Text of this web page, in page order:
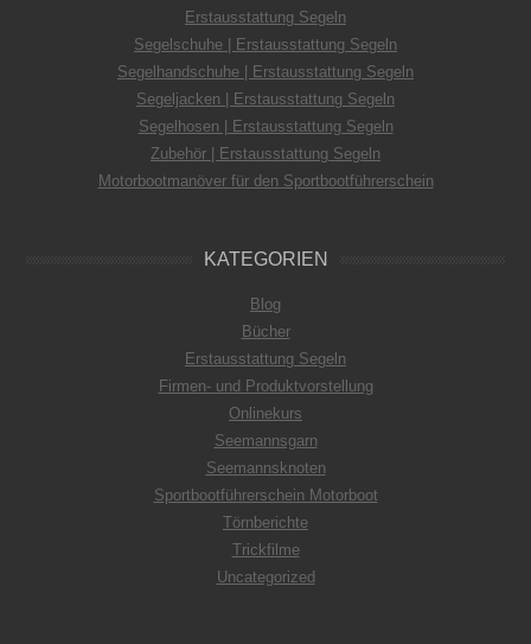
Erstausstattung Segeln
Segelschuhe | Erstausstattung Segeln
Segelhandschuhe | Erstausstattung Segeln
Segeljacken | Erstausstattung Segeln
Segelhosen | Erstausstattung Segeln
Zubehör | Erstausstattung Segeln
Motorbootmanöver für den Sportbootführerschein
KATEGORIEN
Blog
Bücher
Erstausstattung Segeln
Firmen- und Produktvorstellung
Onlinekurs
Seemannsgarn
Seemannsknoten
Sportbootführerschein Motorboot
Törnberichte
Trickfilme
Uncategorized